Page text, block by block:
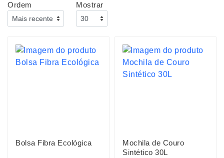
Ordem
Mostrar
Bolsa Fibra Ecológica
Mochila de Couro
Sintético 30L